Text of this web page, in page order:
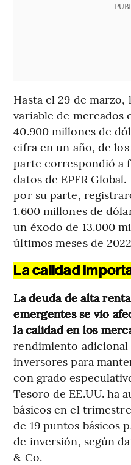
Hasta el 29 de
variable de mercados
40.900 millones de
cifra en un año, de
parte correspondió a
datos de EPFR
por su parte,
1.600 millones de
un éxodo de 13.000
últimos meses de
La calidad
La deuda de alta
emergentes se vio
la calidad en los
rendimiento adicional
inversores para
con grado
Tesoro de EE.UU. ha
básicos en el
de 19 puntos básicos
de inversión, según
& Co.